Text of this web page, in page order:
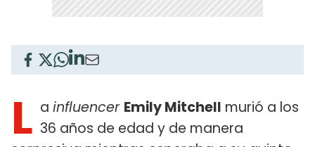
L a influencer Emily Mitchell murió a los
36 años de edad y de manera